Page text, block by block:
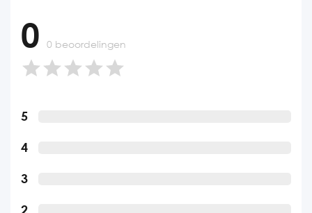
5
4
3
2
0 0 beoordelingen